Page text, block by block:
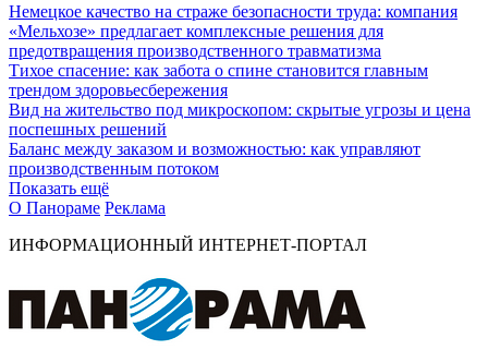
Немецкое качество на страже безопасности труда: компания
«Мельхозе» предлагает комплексные решения для
предотвращения производственного травматизма
Тихое спасение: как забота о спине становится главным
трендом здоровьесбережения
Вид на жительство под микроскопом: скрытые угрозы и цена
поспешных решений
Баланс между заказом и возможностью: как управляют
производственным потоком
Показать ещё
О Панораме Реклама
ИНФОРМАЦИОННЫЙ ИНТЕРНЕТ-ПОРТАЛ